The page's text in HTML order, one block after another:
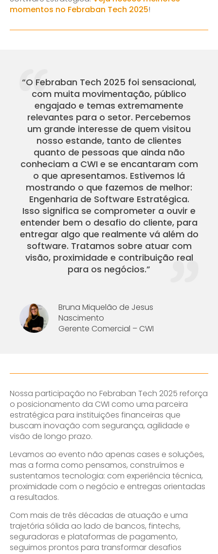
momentos no Febraban Tech 2025!
“O Febraban Tech 2025 foi sensacional,
com muita movimentação, público
engajado e temas extremamente
relevantes para o setor. Percebemos
um grande interesse de quem visitou
nosso estande, tanto de clientes
quanto de pessoas que ainda não
conheciam a CWI e se encantaram com
o que apresentamos. Estivemos lá
mostrando o que fazemos de melhor:
Engenharia de Software Estratégica.
Isso significa se comprometer a ouvir e
entender bem o desafio do cliente, para
entregar algo que realmente vá além do
software. Tratamos sobre atuar com
visão, proximidade e contribuição real
para os negócios.”
Bruna Miquelão de Jesus
Nascimento
Gerente Comercial – CWI
Nossa participação no Febraban Tech 2025 reforça
o posicionamento da CWI como uma parceira
estratégica para instituições financeiras que
buscam inovação com segurança, agilidade e
visão de longo prazo.
Levamos ao evento não apenas cases e soluções,
mas a forma como pensamos, construímos e
sustentamos tecnologia: com experiência técnica,
proximidade com o negócio e entregas orientadas
a resultados.
Com mais de três décadas de atuação e uma
trajetória sólida ao lado de bancos, fintechs,
seguradoras e plataformas de pagamento,
seguimos prontos para transformar desafios